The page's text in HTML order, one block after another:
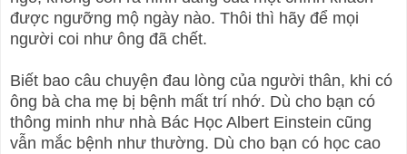
được ngưỡng mộ ngày nào. Thôi thì hãy để mọi
người coi như ông đã chết.
Biết bao câu chuyện đau lòng của người thân, khi có
ông bà cha mẹ bị bệnh mất trí nhớ. Dù cho bạn có
thông minh như nhà Bác Học Albert Einstein cũng
vẫn mắc bệnh như thường. Dù cho bạn có học cao